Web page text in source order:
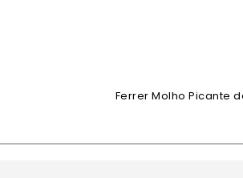
Ferrer Molho Picante